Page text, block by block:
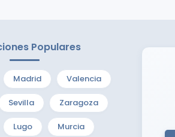
Populares
Madrid Valencia
Sevilla Zaragoza
Lugo Murcia